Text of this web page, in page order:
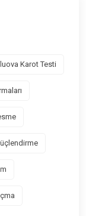
Karot Testi